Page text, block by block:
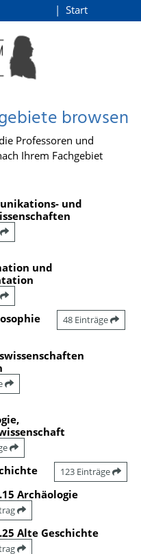
Start
browsen
Professoren und
Ihrem Fachgebiet
und
und
48 Einträge
123 Einträge
Archäologie
Alte Geschichte